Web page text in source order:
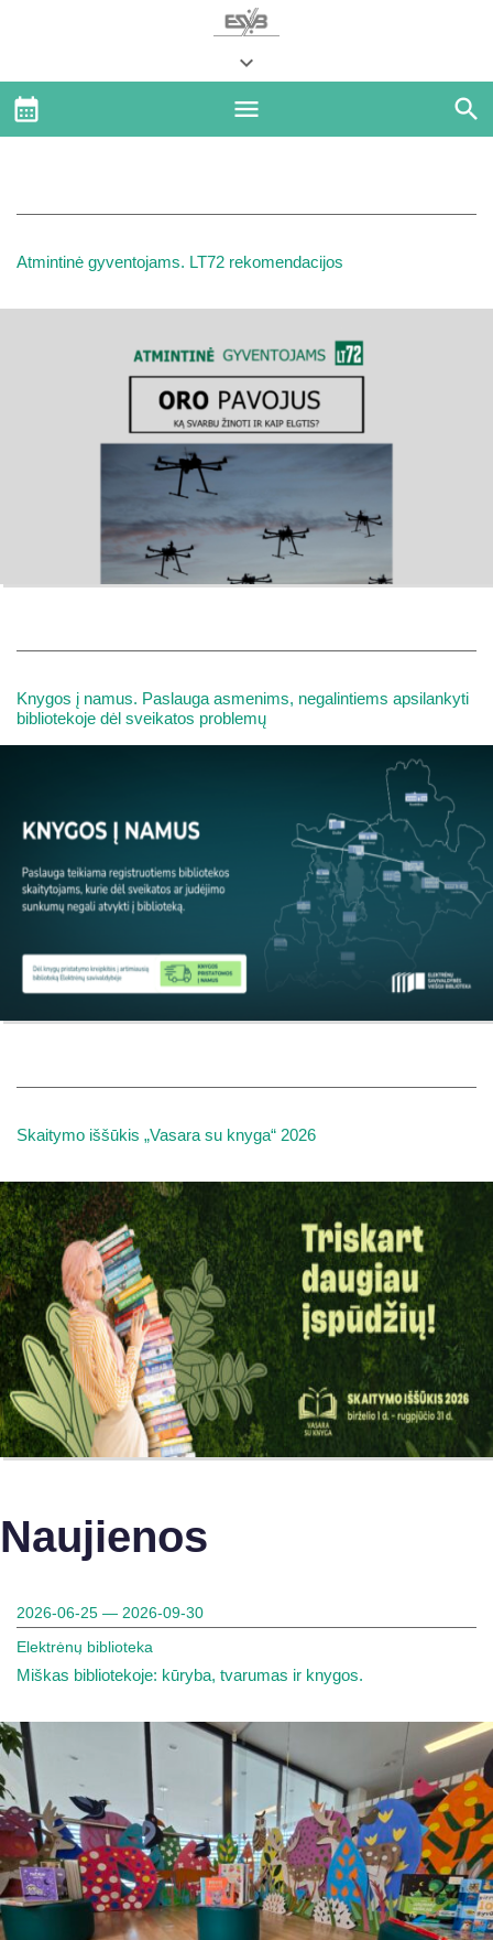
Atmintinė gyventojams. LT72 rekomendacijos
Knygos į namus. Paslauga asmenims, negalintiems apsilankyti
bibliotekoje dėl sveikatos problemų
Skaitymo iššūkis „Vasara su knyga“ 2026
Naujienos
2026-06-25 — 2026-09-30
Elektrėnų biblioteka
Miškas bibliotekoje: kūryba, tvarumas ir knygos.